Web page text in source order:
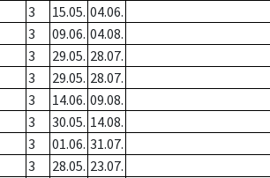
3 15.05. 04.06.
3 09.06. 04.08.
3 29.05. 28.07.
3 29.05. 28.07.
3 14.06. 09.08.
3 30.05. 14.08.
3 01.06. 31.07.
3 28.05. 23.07.